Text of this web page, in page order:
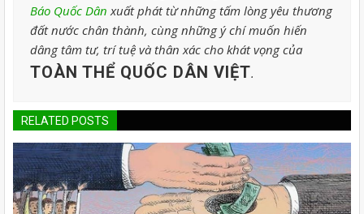
Báo Quốc Dân xuất phát từ những tấm lòng yêu thương
đất nước chân thành, cùng những ý chí muốn hiến
dâng tâm tư, trí tuệ và thân xác cho khát vọng của
TOÀN THỂ QUỐC DÂN VIỆT.
RELATED POSTS